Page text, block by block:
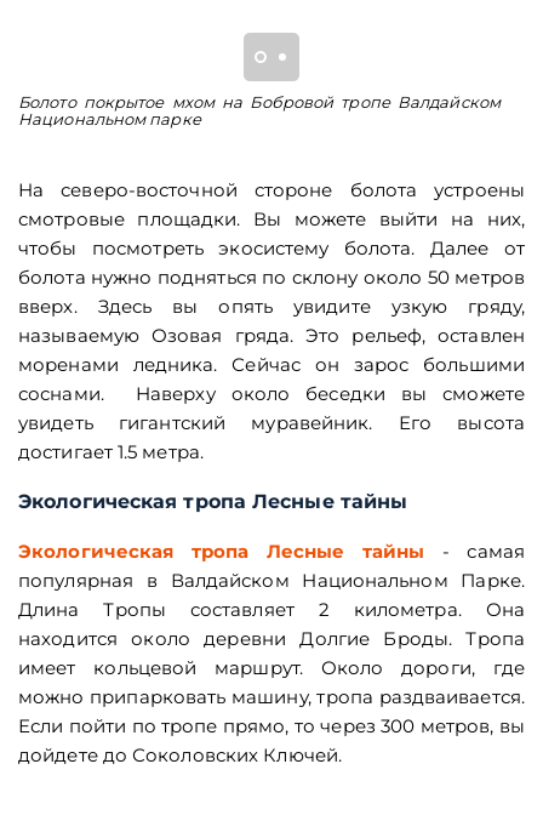
Болото покрытое мхом на Бобровой тропе Валдайском
Национальном парке
На северо-восточной стороне болота устроены
смотровые площадки. Вы можете выйти на них,
чтобы посмотреть экосистему болота. Далее от
болота нужно подняться по склону около 50 метров
вверх. Здесь вы опять увидите узкую гряду,
называемую Озовая гряда. Это рельеф, оставлен
моренами ледника. Сейчас он зарос большими
соснами. Наверху около беседки вы сможете
увидеть гигантский муравейник. Его высота
достигает 1.5 метра.
Экологическая тропа Лесные тайны
Экологическая тропа Лесные тайны - самая
популярная в Валдайском Национальном Парке.
Длина Тропы составляет 2 километра. Она
находится около деревни Долгие Броды. Тропа
имеет кольцевой маршрут. Около дороги, где
можно припарковать машину, тропа раздваивается.
Если пойти по тропе прямо, то через 300 метров, вы
дойдете до Соколовских Ключей.